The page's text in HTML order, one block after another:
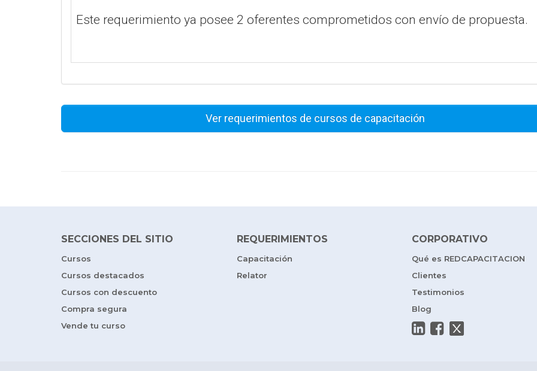
Este requerimiento ya posee 2 oferentes comprometidos con envío de propuesta.
Ver requerimientos de cursos de capacitación
SECCIONES DEL SITIO
Cursos
Cursos destacados
Cursos con descuento
Compra segura
Vende tu curso
REQUERIMIENTOS
Capacitación
Relator
CORPORATIVO
Qué es REDCAPACITACION
Clientes
Testimonios
Blog